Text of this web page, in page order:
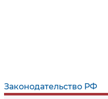
Законодательство РФ